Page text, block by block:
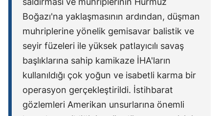
Boğazı'na yaklaşmasının ardından, düşman
muhriplerine yönelik gemisavar balistik ve
seyir füzeleri ile yüksek patlayıcılı savaş
başlıklarına sahip kamikaze İHA'ların
kullanıldığı çok yoğun ve isabetli karma bir
operasyon gerçekleştirildi. İstihbarat
gözlemleri Amerikan unsurlarına önemli